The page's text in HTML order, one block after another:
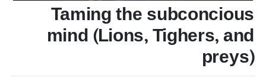
Taming the subconcious
mind (Lions, Tighers, and
preys)